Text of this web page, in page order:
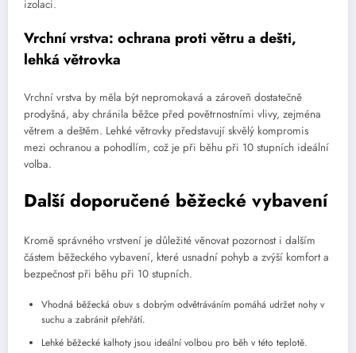
izolaci.
Vrchní vrstva: ochrana proti větru a dešti,
lehká větrovka
Vrchní vrstva by měla být nepromokavá a zároveň dostatečně
prodyšná, aby chránila běžce před povětrnostními vlivy, zejména
větrem a deštěm. Lehké větrovky představují skvělý kompromis
mezi ochranou a pohodlím, což je při běhu při 10 stupních ideální
volba.
Další doporučené běžecké vybavení
Kromě správného vrstvení je důležité věnovat pozornost i dalším
částem běžeckého vybavení, které usnadní pohyb a zvýší komfort a
bezpečnost při běhu při 10 stupních.
Vhodná běžecká obuv s dobrým odvětráváním pomáhá udržet nohy v
suchu a zabránit přehřátí.
Lehké běžecké kalhoty jsou ideální volbou pro běh v této teplotě.